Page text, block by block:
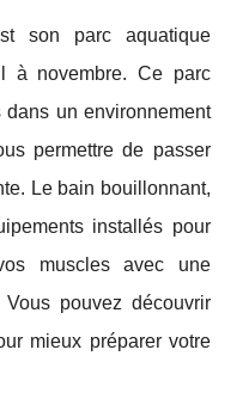
son parc aquatique
à novembre. Ce parc
un environnement
permettre de passer
Le bain bouillonnant,
installés pour
muscles avec une
pouvez découvrir
mieux préparer votre